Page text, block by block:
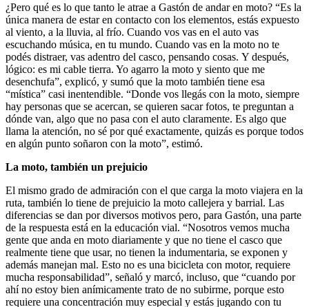
¿Pero qué es lo que tanto le atrae a Gastón de andar en moto? “Es la
única manera de estar en contacto con los elementos, estás expuesto
al viento, a la lluvia, al frío. Cuando vos vas en el auto vas
escuchando música, en tu mundo. Cuando vas en la moto no te
podés distraer, vas adentro del casco, pensando cosas. Y después,
lógico: es mi cable tierra. Yo agarro la moto y siento que me
desenchufa”, explicó, y sumó que la moto también tiene esa
“mística” casi inentendible. “Donde vos llegás con la moto, siempre
hay personas que se acercan, se quieren sacar fotos, te preguntan a
dónde van, algo que no pasa con el auto claramente. Es algo que
llama la atención, no sé por qué exactamente, quizás es porque todos
en algún punto soñaron con la moto”, estimó.
La moto, también un prejuicio
El mismo grado de admiración con el que carga la moto viajera en la
ruta, también lo tiene de prejuicio la moto callejera y barrial. Las
diferencias se dan por diversos motivos pero, para Gastón, una parte
de la respuesta está en la educación vial. “Nosotros vemos mucha
gente que anda en moto diariamente y que no tiene el casco que
realmente tiene que usar, no tienen la indumentaria, se exponen y
además manejan mal. Esto no es una bicicleta con motor, requiere
mucha responsabilidad”, señaló y marcó, incluso, que “cuando por
ahí no estoy bien anímicamente trato de no subirme, porque esto
requiere una concentración muy especial y estás jugando con tu